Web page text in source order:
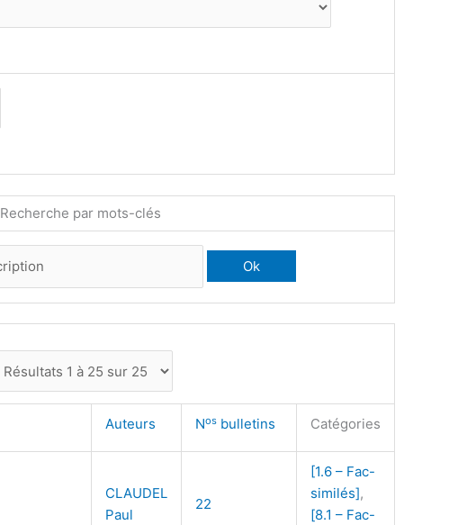
Recherche par mots-clés
Auteurs Nos bulletins Catégories
CLAUDEL
Paul
22
[1.6 – Fac-
similés],
[8.1 – Fac-